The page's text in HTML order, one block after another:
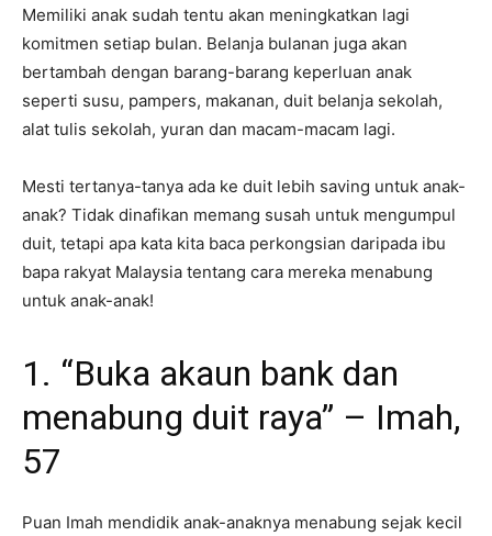
Memiliki anak sudah tentu akan meningkatkan lagi
komitmen setiap bulan. Belanja bulanan juga akan
bertambah dengan barang-barang keperluan anak
seperti susu, pampers, makanan, duit belanja sekolah,
alat tulis sekolah, yuran dan macam-macam lagi.
Mesti tertanya-tanya ada ke duit lebih saving untuk anak-
anak? Tidak dinafikan memang susah untuk mengumpul
duit, tetapi apa kata kita baca perkongsian daripada ibu
bapa rakyat Malaysia tentang cara mereka menabung
untuk anak-anak!
1. “Buka akaun bank dan
menabung duit raya” – Imah,
57
Puan Imah mendidik anak-anaknya menabung sejak kecil